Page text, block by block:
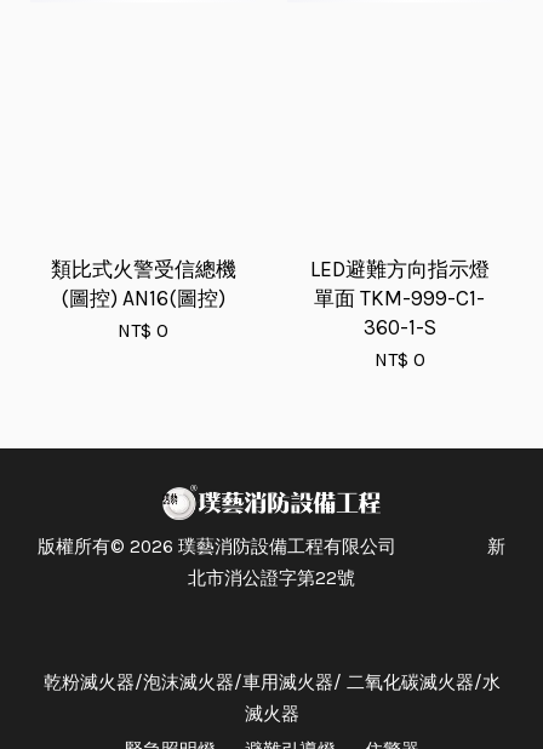
類比式火警受信總機
(圖控) AN16(圖控)
NT$ 0
LED避難方向指示燈
單面 TKM-999-C1-
360-1-S
NT$ 0
版權所有© 2026 璞藝消防設備工程有限公司 新
北市消公證字第22號
乾粉滅火器/泡沫滅火器/車用滅火器/ 二氧化碳滅火器/水
滅火器